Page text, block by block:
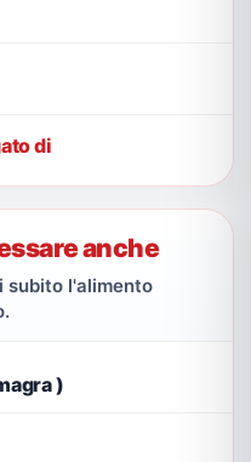
di
anche
subito l'alimento
)